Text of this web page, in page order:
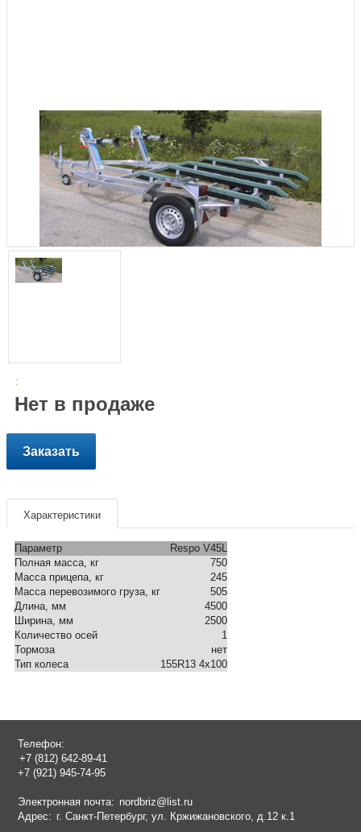
:
Нет в продаже
Заказать
Характеристики
Параметр
Respo V45L
Полная масса, кг
750
Масса прицепа, кг
245
Масса перевозимого груза, кг
505
Длина, мм
4500
Ширина, мм
2500
Количество осей
1
Тормоза
нет
Тип колеса
155R13 4x100
Телефон:
+7 (812) 642-89-41
+7 (921) 945-74-95
Электронная почта: nordbriz@list.ru
Адрес: г. Санкт-Петербург, ул. Кржижановского, д.12 к.1